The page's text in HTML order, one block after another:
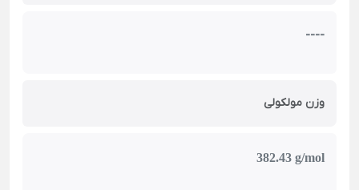
----
وزن مولکولی
382.43 g/mol